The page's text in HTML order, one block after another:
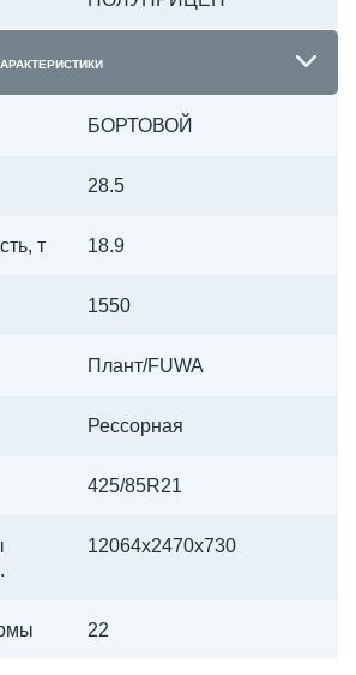
БОРТОВОЙ
28.5
т 18.9
1550
Плант/FUWA
Рессорная
425/85R21
12064х2470х730
22